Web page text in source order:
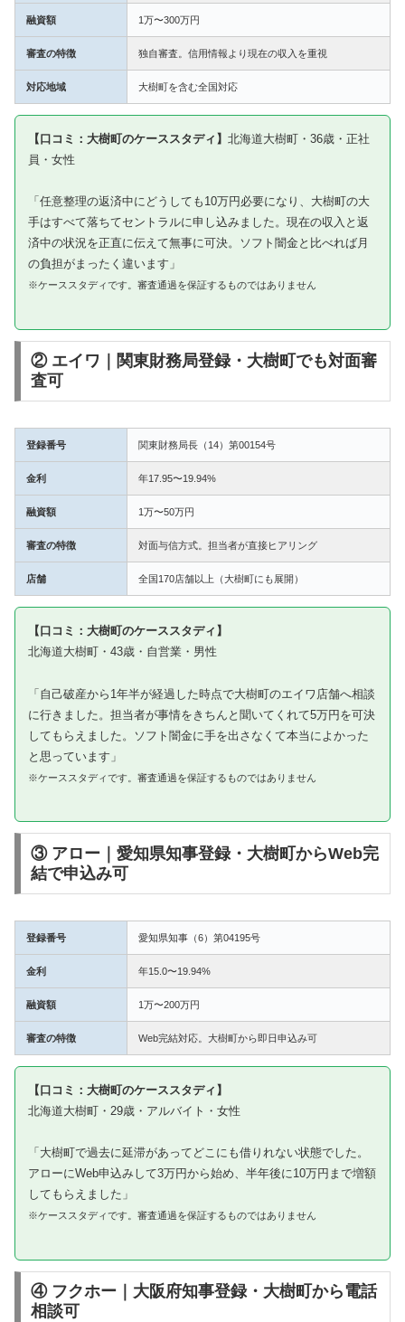
融資額 1万〜300万円
審査の特徴 独自審査。信用情報より現在の収入を重視
対応地域 大樹町を含む全国対応
【口コミ：大樹町のケーススタディ】 北海道大樹町・36歳・正社
員・女性
「任意整理の返済中にどうしても10万円必要になり、大樹町の大
手はすべて落ちてセントラルに申し込みました。現在の収入と返
済中の状況を正直に伝えて無事に可決。ソフト闇金と比べれば月
の負担がまったく違います」
※ケーススタディです。審査通過を保証するものではありません
② エイワ｜関東財務局登録・大樹町でも対面審
査可
登録番号 関東財務局長（14）第00154号
金利 年17.95〜19.94%
融資額 1万〜50万円
審査の特徴 対面与信方式。担当者が直接ヒアリング
店舗 全国170店舗以上（大樹町にも展開）
【口コミ：大樹町のケーススタディ】
北海道大樹町・43歳・自営業・男性
「自己破産から1年半が経過した時点で大樹町のエイワ店舗へ相談
に行きました。担当者が事情をきちんと聞いてくれて5万円を可決
してもらえました。ソフト闇金に手を出さなくて本当によかった
と思っています」
※ケーススタディです。審査通過を保証するものではありません
③ アロー｜愛知県知事登録・大樹町からWeb完
結で申込み可
登録番号 愛知県知事（6）第04195号
金利 年15.0〜19.94%
融資額 1万〜200万円
審査の特徴 Web完結対応。大樹町から即日申込み可
【口コミ：大樹町のケーススタディ】
北海道大樹町・29歳・アルバイト・女性
「大樹町で過去に延滞があってどこにも借りれない状態でした。
アローにWeb申込みして3万円から始め、半年後に10万円まで増額
してもらえました」
※ケーススタディです。審査通過を保証するものではありません
④ フクホー｜大阪府知事登録・大樹町から電話
相談可